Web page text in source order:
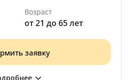
Возраст
от 21 до 65 лет
заявку